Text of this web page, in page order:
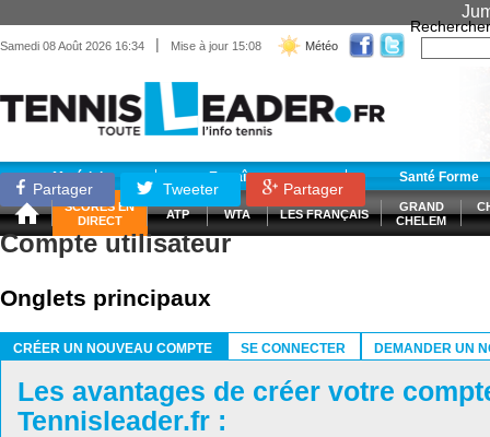
Samedi 08 Août 2026 16:34 | Mise à jour 15:08 Météo
Rechercher
Matériel Entraînement Santé Forme
SCORES EN
DIRECT
ATP WTA LES FRANÇAIS
GRAND
CHELEM
Partager Tweeter Partager
Compte utilisateur
Onglets principaux
CRÉER UN NOUVEAU COMPTE
SE CONNECTER DEMANDER UN
Les avantages de créer votre
Tennisleader.fr :